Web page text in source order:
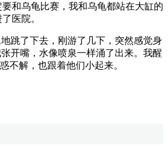
和乌龟比赛，我和乌龟都站在大缸的
医院。
跳了下去，刚游了几下，突然感觉身
开嘴，水像喷泉一样涌了出来。我醒
不解，也跟着他们小起来。